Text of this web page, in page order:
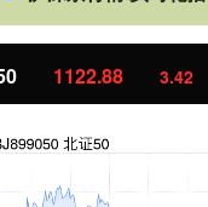
1122.88 3.42